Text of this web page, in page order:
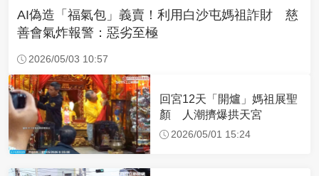
AI偽造「福氣包」義賣！利用白沙屯媽祖詐財 慈
善會氣炸報警：惡劣至極
2026/05/03 10:57
回宮12天「開爐」媽祖展聖
顏 人潮擠爆拱天宮
2026/05/01 15:24